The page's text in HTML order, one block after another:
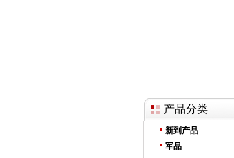
产品分类
新到产品
军品